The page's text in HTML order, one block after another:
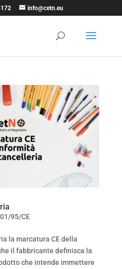
info@cetn.eu
95/CE
la marcatura CE della
il fabbricante definisca la
che intende immettere